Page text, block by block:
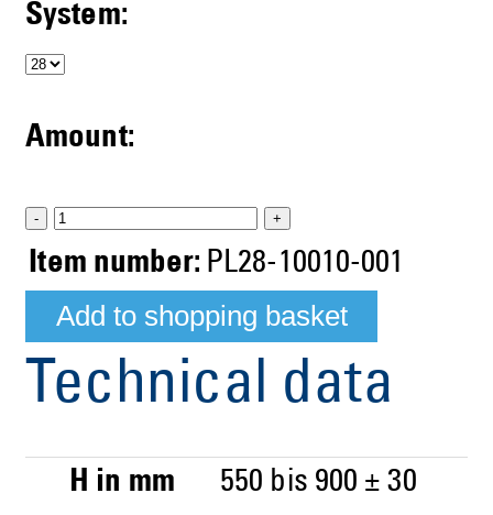
System:
Amount:
- +
Item number: PL28-10010-001
Technical data
H in mm
550 bis 900 ± 30